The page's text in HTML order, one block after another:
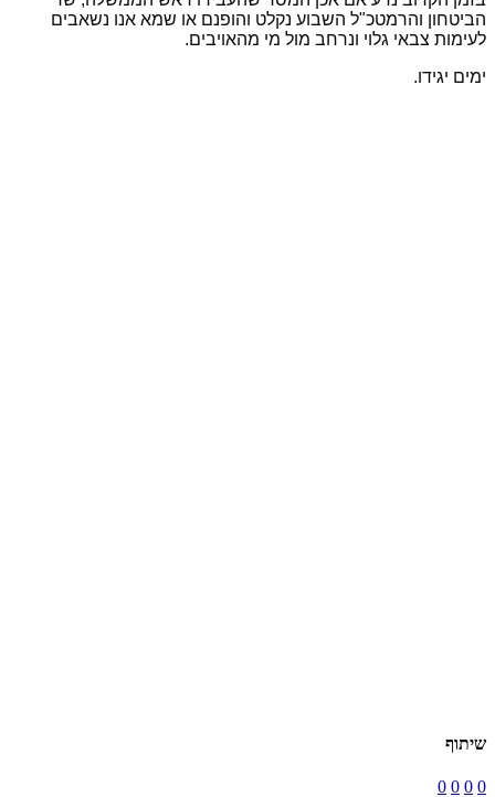
הביטחון והרמטכ"ל השבוע נקלט והופנם או שמא אנו נשאבים
לעימות צבאי גלוי ונרחב מול מי מהאויבים.
ימים יגידו.
שיתוף
0
0
0
0